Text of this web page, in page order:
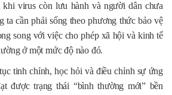
virus còn lưu hành và người dân chưa
ta cần phải sống theo phương thức bảo vệ
song với việc cho phép xã hội và kinh tế
ở một mức độ nào đó.
tinh chỉnh, học hỏi và điều chỉnh sự ứng
được trạng thái “bình thường mới” bền